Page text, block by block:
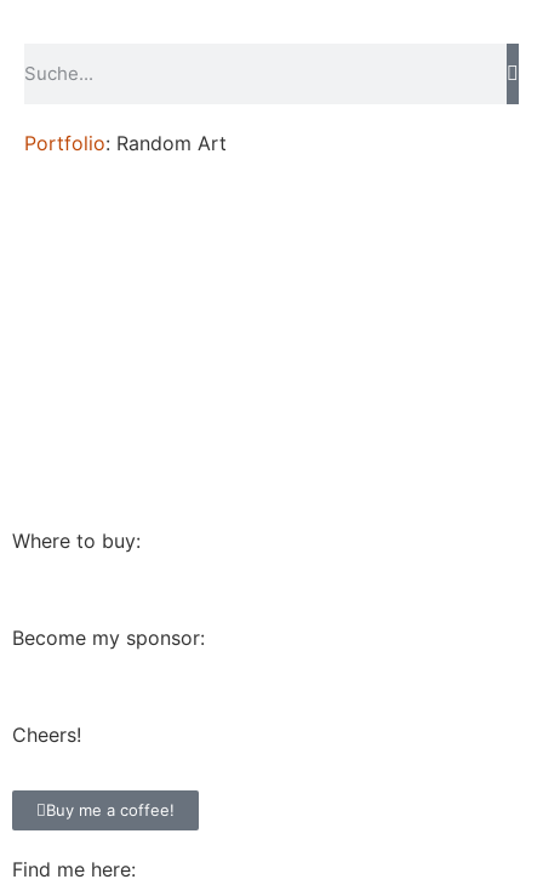
Portfolio: Random Art
Where to buy:
Become my sponsor:
Cheers!
Buy me a coffee!
Find me here: